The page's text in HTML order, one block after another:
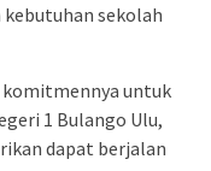
kebutuhan sekolah
komitmennya untuk
1 Bulango Ulu,
dapat berjalan